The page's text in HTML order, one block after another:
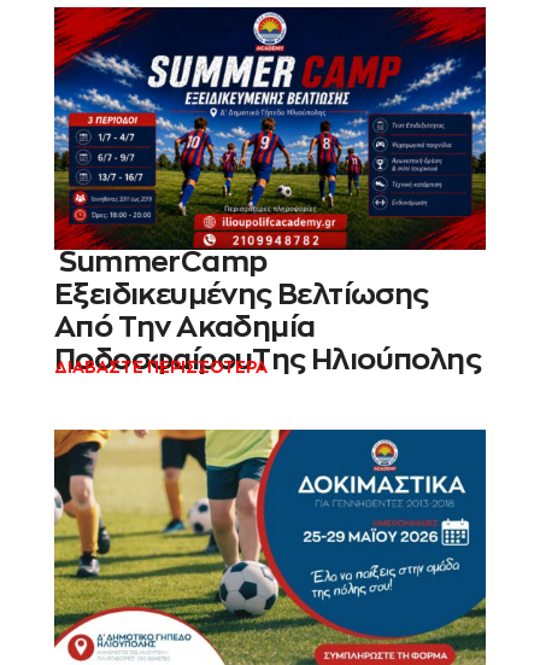
SummerCamp
Eξειδικευμένης Βελτίωσης
Από Την Ακαδημία
ΠοδοσφαίρουΤης Ηλιούπολης
ΔΙΑΒΑΣΤΕ ΠΕΡΙΣΣΟΤΕΡΑ